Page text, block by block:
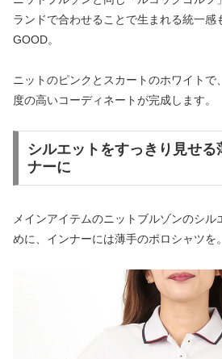
ランドで合わせることで生まれる統一感
GOOD。
ニットのピンクとスカートのホワイトで
度の高いコーディネートが完成します。
シルエットをすっきり見せ
ナーに
メインアイテムのニットブルゾンのシル
めに、インナーには薄手のポロシャツを。